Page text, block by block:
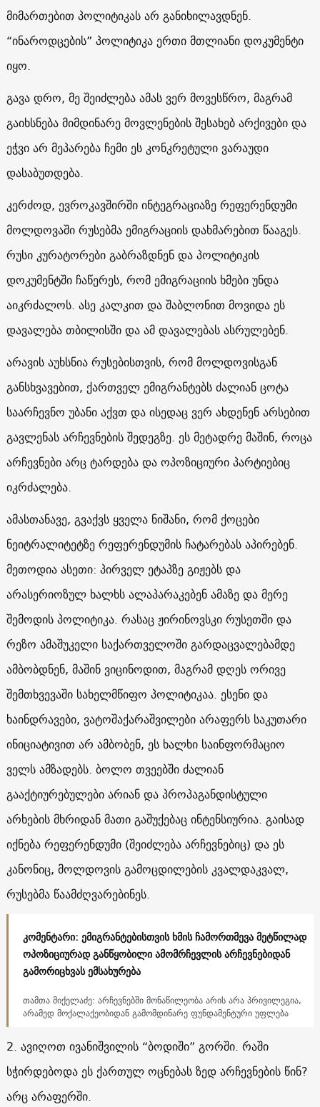
მიმართებით პოლიტიკას არ განიხილავდნენ.
“ინაროდცების” პოლიტიკა ერთი მთლიანი დოკუმენტი
იყო.
გავა დრო, მე შეიძლება ამას ვერ მოვესწრო, მაგრამ
გაიხსნება მიმდინარე მოვლენების შესახებ არქივები და
ეჭვი არ მეპარება ჩემი ეს კონკრეტული ვარაუდი
დასაბუთდება.
კერძოდ, ევროკავშირში ინტეგრაციაზე რეფერენდუმი
მოლდოვაში რუსებმა ემიგრაციის დახმარებით წააგეს.
რუსი კურატორები გაბრაზდნენ და პოლიტიკის
დოკუმენტში ჩაწერეს, რომ ემიგრაციის ხმები უნდა
აიკრძალოს. ასე კალკით და შაბლონით მოვიდა ეს
დავალება თბილისში და ამ დავალებას ასრულებენ.
არავის აუხსნია რუსებისთვის, რომ მოლდოვისგან
განსხვავებით, ქართველ ემიგრანტებს ძალიან ცოტა
საარჩევნო უბანი აქვთ და ისედაც ვერ ახდენენ არსებით
გავლენას არჩევნების შედეგზე. ეს მეტადრე მაშინ, როცა
არჩევნები არც ტარდება და ოპოზიციური პარტიებიც
იკრძალება.
ამასთანავე, გვაქვს ყველა ნიშანი, რომ ქოცები
ნეიტრალიტეტზე რეფერენდუმის ჩატარებას აპირებენ.
მეთოდია ასეთი: პირველ ეტაპზე გიჟებს და
არასერიოზულ ხალხს ალაპარაკებენ ამაზე და მერე
შემოდის პოლიტიკა. რასაც ჟირინოვსკი რუსეთში და
რეზო ამაშუკელი საქართველოში გარდაცვალებამდე
ამბობდნენ, მაშინ ვიცინოდით, მაგრამ დღეს ორივე
შემთხვევაში სახელმწიფო პოლიტიკაა. ესენი და
ხაინდრავები, ვატოშაქარაშვილები არაფერს საკუთარი
ინიციატივით არ ამბობენ, ეს ხალხი საინფორმაციო
ველს ამზადებს. ბოლო თვეებში ძალიან
გააქტიურებულები არიან და პროპაგანდისტული
არხების მხრიდან მათი გაშუქებაც ინტენსიურია. გაისად
იქნება რეფერენდუმი (შეიძლება არჩევნებიც) და ეს
კანონიც, მოლდოვის გამოცდილების კვალდაკვალ,
რუსებმა წაამძღვარებინეს.
კომენტარი: ემიგრანტებისთვის ხმის ჩამორთმევა მეტწილად
ოპოზიციურად განწყობილი ამომრჩევლის არჩევნებიდან
გამორიცხვას ემსახურება
თამთა მიქელაძე: არჩევნებში მონაწილეობა არის არა პრივილეგია,
არამედ მოქალაქეობიდან გამომდინარე ფუნდამენტური უფლება
2. ავიღოთ ივანიშვილის “ბოდიში” გორში. რაში
სჭირდებოდა ეს ქართულ ოცნებას ზედ არჩევნების წინ?
არც არაფერში.